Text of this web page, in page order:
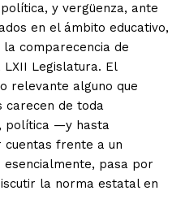
y vergüenza, ante
en el ámbito educativo,
comparecencia de
LXII Legislatura. El
relevante alguno que
carecen de toda
política —y hasta
frente a un
esencialmente, pasa por
la norma estatal en